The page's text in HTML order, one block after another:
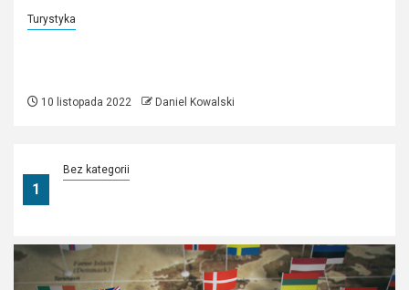
1
Bez kategorii
Turystyka
10 listopada 2022 Daniel Kowalski